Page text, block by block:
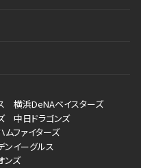
横浜DeNAベイスターズ
中日ドラゴンズ
ファイターズ
ンイーグルス
ンズ